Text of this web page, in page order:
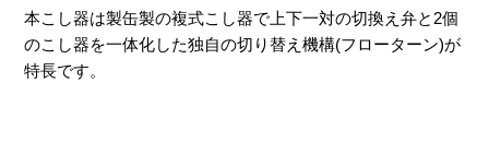
本こし器は製缶製の複式こし器で上下一対の切換え弁と2個
のこし器を一体化した独自の切り替え機構(フローターン)が
特長です。